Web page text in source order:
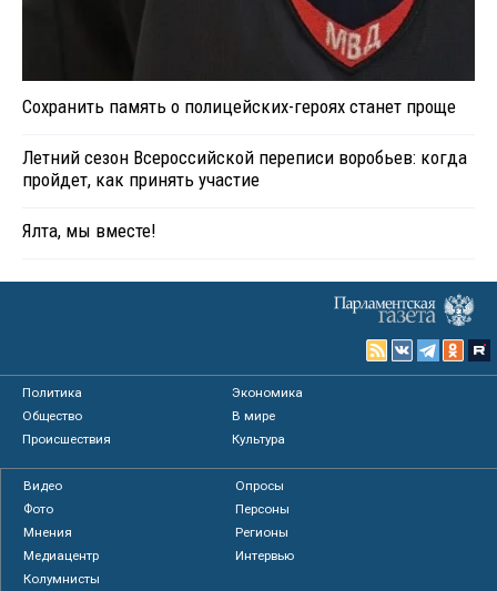
Сохранить память о полицейских-героях станет проще
Летний сезон Всероссийской переписи воробьев: когда
пройдет, как принять участие
Ялта, мы вместе!
Политика
Экономика
Общество
В мире
Происшествия
Культура
Видео
Опросы
Фото
Персоны
Мнения
Регионы
Медиацентр
Интервью
Колумнисты